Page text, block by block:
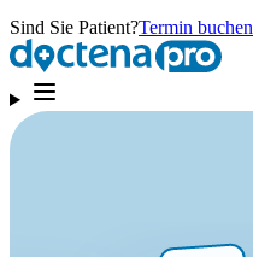
Sind Sie Patient?Termin buchen